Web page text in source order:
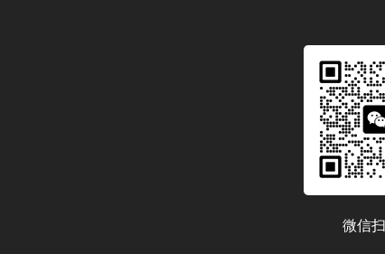
微信